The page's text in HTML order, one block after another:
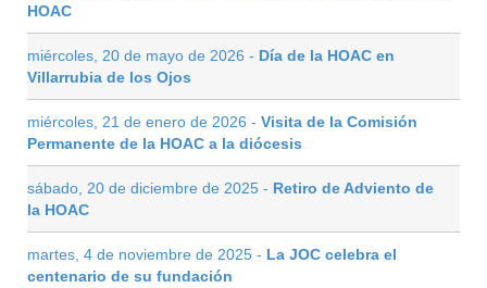
HOAC
miércoles, 20 de mayo de 2026 - Día de la HOAC en
Villarrubia de los Ojos
miércoles, 21 de enero de 2026 - Visita de la Comisión
Permanente de la HOAC a la diócesis
sábado, 20 de diciembre de 2025 - Retiro de Adviento de
la HOAC
martes, 4 de noviembre de 2025 - La JOC celebra el
centenario de su fundación